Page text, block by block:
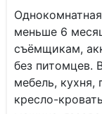
меньше 6
съёмщикам,
без питомцев.
мебель, кухня,
кресло-